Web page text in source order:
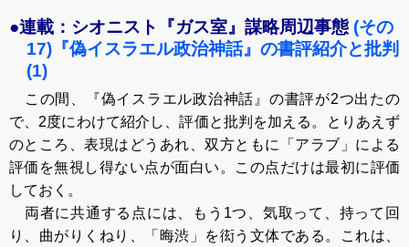
●連載：シオニスト『ガス室』謀略周辺事態 (その
17)『偽イスラエル政治神話』の書評紹介と批判
(1)
この間、『偽イスラエル政治神話』の書評が2つ出たの
で、2度にわけて紹介し、評価と批判を加える。とりあえず
のところ、表現はどうあれ、双方ともに「アラブ」による
評価を無視し得ない点が面白い。この点だけは最初に評価
しておく。
両者に共通する点には、もう1つ、気取って、持って回
り、曲がりくねり、「晦渋」を衒う文体である。これは、